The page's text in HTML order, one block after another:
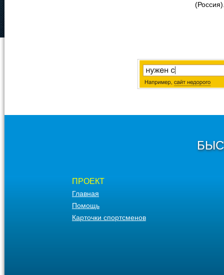
ПРОЕКТ
Главная
Помощь
Карточки спортсменов